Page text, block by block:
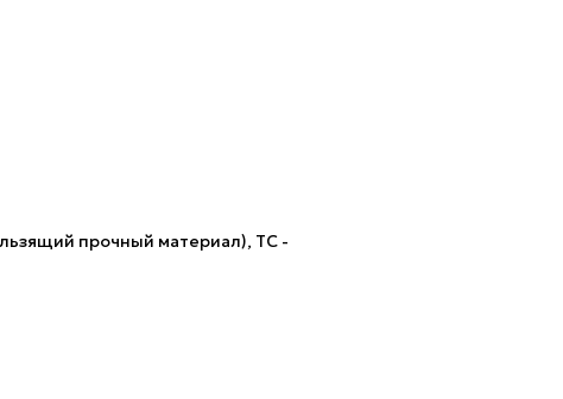
прочный материал), TC -